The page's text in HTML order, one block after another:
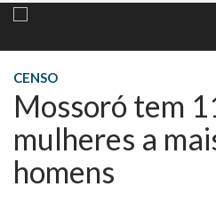
CENSO
Mossoró tem
mulheres a
homens